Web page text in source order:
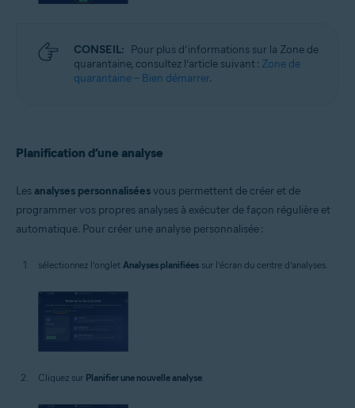
CONSEIL: Pour plus d’informations sur la Zone de
quarantaine, consultez l’article suivant : Zone de
quarantaine – Bien démarrer.
Planification d’une analyse
Les analyses personnaliséesvous permettent de créer et de
programmer vos propres analyses à exécuter de façon régulière et
automatique. Pour créer une analyse personnalisée :
sélectionnez l’onglet Analyses planifiées sur l’écran du centre d’analyses.
Cliquez sur Planifier une nouvelle analyse